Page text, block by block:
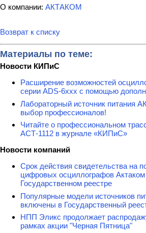
О компании: АКТАКОМ
Возврат к списку
Материалы по теме:
Новости КИПиС
Расширение возможностей
серии ADS-6ххх с помощью
Лабораторный источник питания
выбор профессионалов!
Читайте о профессиональном
АСТ-1112 в журнале «КИПиС»
Новости компаний
Срок действия свидетельства на
цифровых осциллографов
Государственном реестре
Популярные модели источников
включены в Государственный
НПП Эликс продолжает
рамках акции "Черная Пятница"